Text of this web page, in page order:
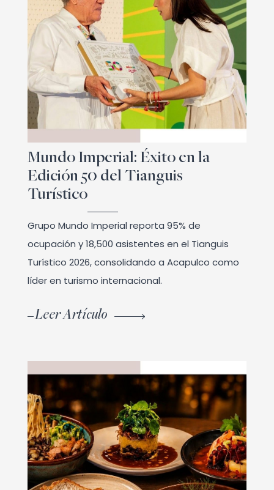
Mundo Imperial: Éxito en la
Edición 50 del Tianguis
Turístico
Grupo Mundo Imperial reporta 95% de
ocupación y 18,500 asistentes en el Tianguis
Turístico 2026, consolidando a Acapulco como
líder en turismo internacional.
Leer Artículo